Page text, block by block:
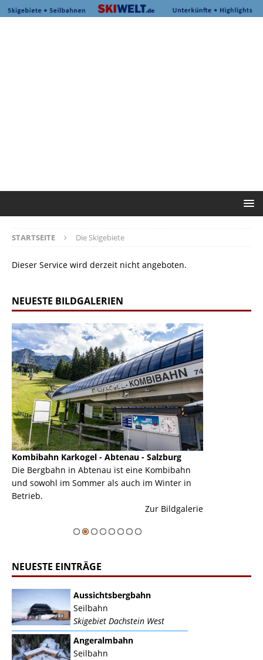
STARTSEITE Die Skigebiete
Dieser Service wird derzeit nicht angeboten.
NEUESTE BILDGALERIEN
Kombibahn Karkogel - Abtenau - Salzburg
Die Bergbahn in Abtenau ist eine Kombibahn
und sowohl im Sommer als auch im Winter in
Betrieb.
Zur Bildgalerie
NEUESTE EINTRÄGE
Aussichtsbergbahn
Seilbahn
Skigebiet Dachstein West
Angeralmbahn
Seilbahn